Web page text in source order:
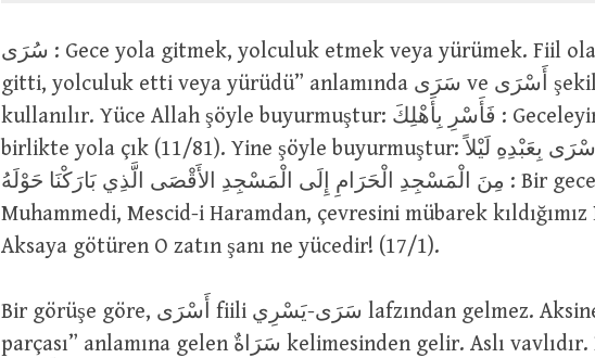
سُرَى : Gece yola gitmek, yolculuk etmek veya yürümek. Fiil olarak “gece yola
gitti, yolculuk etti veya yürüdü” anlamında سَرَى ve أَسْرَى şekillerinde
kullanılır. Yüce Allah şöyle buyurmuştur: فَأَسْرِ بِأَهْلِكَ : Geceleyin ailenle
birlikte yola çık (11/81). Yine şöyle buyurmuştur: سُبْحَانَ الَّذِي أَسْرَى بِعَبْدِهِ لَيْلاً
مِنَ الْمَسْجِدِ الْحَرَامِ إِلَى الْمَسْجِدِ الأَقْصَى الَّذِي بَارَكْنَا حَوْلَهُ : Bir gece, kulu
Muhammedi, Mescid-i Haramdan, çevresini mübarek kıldığımız
Aksaya götüren O zatın şanı ne yücedir! (17/1).
Bir görüşe göre, أَسْرَى fiili سَرَى-يَسْرِي lafzından gelmez. Aksine, “geniş arazi
parçası” anlamına gelen سَرَاةٌ kelimesinden gelir. Aslı vavlıdır. Bu bakımdan